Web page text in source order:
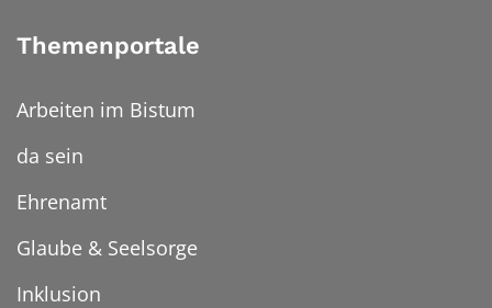
Themenportale
Arbeiten im Bistum
da sein
Ehrenamt
Glaube & Seelsorge
Inklusion